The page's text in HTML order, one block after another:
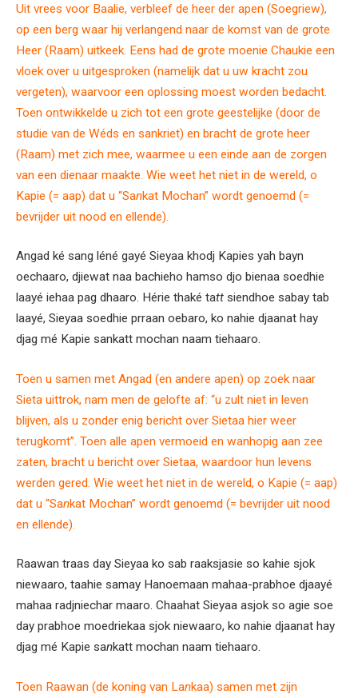
Uit vrees voor Baalie, verbleef de heer der apen (Soegriew),
op een berg waar hij verlangend naar de komst van de grote
Heer (Raam) uitkeek. Eens had de grote moenie Chaukie een
vloek over u uitgesproken (namelijk dat u uw kracht zou
vergeten), waarvoor een oplossing moest worden bedacht.
Toen ontwikkelde u zich tot een grote geestelijke (door de
studie van de Wéds en sankriet) en bracht de grote heer
(Raam) met zich mee, waarmee u een einde aan de zorgen
van een dienaar maakte. Wie weet het niet in de wereld, o
Kapie (= aap) dat u “Sankat Mochan” wordt genoemd (=
bevrijder uit nood en ellende).
Angad ké sang léné gayé Sieyaa khodj Kapies yah bayn
oechaaro, djiewat naa bachieho hamso djo bienaa soedhie
laayé iehaa pag dhaaro. Hérie thaké tatt siendhoe sabay tab
laayé, Sieyaa soedhie prraan oebaro, ko nahie djaanat hay
djag mé Kapie sankatt mochan naam tiehaaro.
Toen u samen met Angad (en andere apen) op zoek naar
Sieta uittrok, nam men de gelofte af: “u zult niet in leven
blijven, als u zonder enig bericht over Sietaa hier weer
terugkomt”. Toen alle apen vermoeid en wanhopig aan zee
zaten, bracht u bericht over Sietaa, waardoor hun levens
werden gered. Wie weet het niet in de wereld, o Kapie (= aap)
dat u “Sankat Mochan” wordt genoemd (= bevrijder uit nood
en ellende).
Raawan traas day Sieyaa ko sab raaksjasie so kahie sjok
niewaaro, taahie samay Hanoemaan mahaa-prabhoe djaayé
mahaa radjniechar maaro. Chaahat Sieyaa asjok so agie soe
day prabhoe moedriekaa sjok niewaaro, ko nahie djaanat hay
djag mé Kapie sankatt mochan naam tiehaaro.
Toen Raawan (de koning van Lankaa) samen met zijn